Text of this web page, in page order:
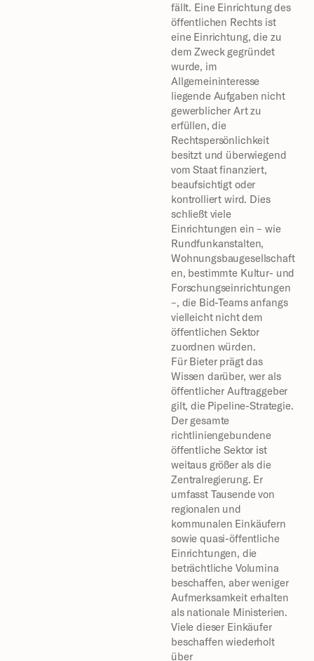
fällt. Eine Einrichtung des
öffentlichen Rechts ist
eine Einrichtung, die zu
dem Zweck gegründet
wurde, im
Allgemeininteresse
liegende Aufgaben nicht
gewerblicher Art zu
erfüllen, die
Rechtspersönlichkeit
besitzt und überwiegend
vom Staat finanziert,
beaufsichtigt oder
kontrolliert wird. Dies
schließt viele
Einrichtungen ein – wie
Rundfunkanstalten,
Wohnungsbaugesellschaft
en, bestimmte Kultur- und
Forschungseinrichtungen
–, die Bid-Teams anfangs
vielleicht nicht dem
öffentlichen Sektor
zuordnen würden.
Für Bieter prägt das
Wissen darüber, wer als
öffentlicher Auftraggeber
gilt, die Pipeline-Strategie.
Der gesamte
richtliniengebundene
öffentliche Sektor ist
weitaus größer als die
Zentralregierung. Er
umfasst Tausende von
regionalen und
kommunalen Einkäufern
sowie quasi-öffentliche
Einrichtungen, die
beträchtliche Volumina
beschaffen, aber weniger
Aufmerksamkeit erhalten
als nationale Ministerien.
Viele dieser Einkäufer
beschaffen wiederholt
über